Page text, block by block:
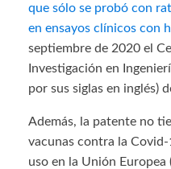
que sólo se probó con
en ensayos clínicos con
septiembre de 2020 el
Investigación en
por sus siglas en inglés)
Además, la patente no
vacunas contra la
uso en la Unión Europea